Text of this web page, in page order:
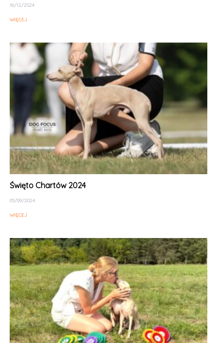
16/12/2024
WIĘCEJ
Święto Chartów 2024
05/09/2024
WIĘCEJ